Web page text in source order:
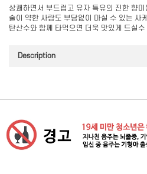
상쾌하면서 부드럽고 유자 특유의 진한 향
술이 약한 사람도 부담없이 마실 수 있는 사
탄산수와 함께 타먹으면 더욱 맛있게 드실
Description